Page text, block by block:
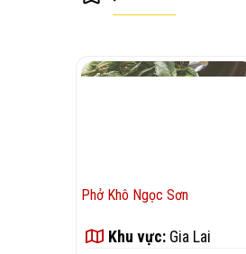
Phở Khô Ngọc Sơn
Khu vực: Gia Lai